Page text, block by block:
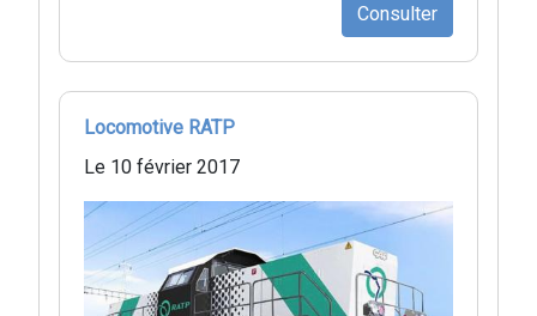
Consulter
Locomotive RATP
Le 10 février 2017